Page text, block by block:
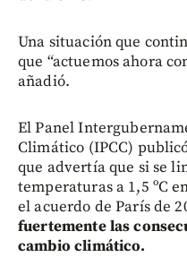
Una situación que
que “actuemos ahora
añadió.
El Panel
Climático (IPCC)
que advertía que si se
temperaturas a 1,5 ºC
el acuerdo de París de
fuertemente las
cambio climático.